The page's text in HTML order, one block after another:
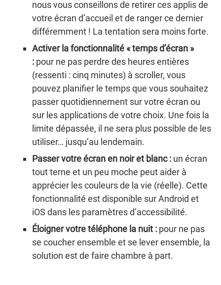
nous vous conseillons de retirer ces applis de
votre écran d’accueil et de ranger ce dernier
différemment ! La tentation sera moins forte.
Activer la fonctionnalité « temps d’écran »
: pour ne pas perdre des heures entières
(ressenti : cinq minutes) à scroller, vous
pouvez planifier le temps que vous souhaitez
passer quotidiennement sur votre écran ou
sur les applications de votre choix. Une fois la
limite dépassée, il ne sera plus possible de les
utiliser… jusqu’au lendemain.
Passer votre écran en noir et blanc : un écran
tout terne et un peu moche peut aider à
apprécier les couleurs de la vie (réelle). Cette
fonctionnalité est disponible sur Android et
iOS dans les paramètres d’accessibilité.
Éloigner votre téléphone la nuit : pour ne pas
se coucher ensemble et se lever ensemble, la
solution est de faire chambre à part.